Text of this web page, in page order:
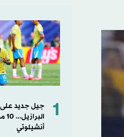
1
جيل جديد على
أنشيلوتي